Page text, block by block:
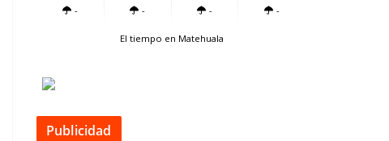
- - - -
El tiempo en Matehuala
Publicidad